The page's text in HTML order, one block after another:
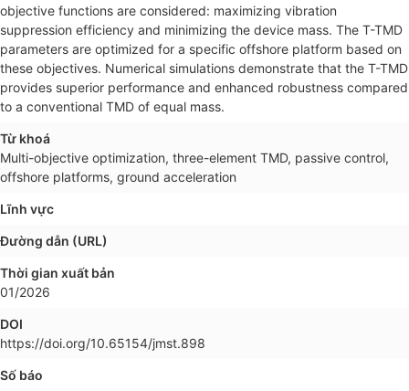
objective functions are considered: maximizing vibration
suppression efficiency and minimizing the device mass. The T-TMD
parameters are optimized for a specific offshore platform based on
these objectives. Numerical simulations demonstrate that the T-TMD
provides superior performance and enhanced robustness compared
to a conventional TMD of equal mass.
Từ khoá
Multi-objective optimization, three-element TMD, passive control,
offshore platforms, ground acceleration
Lĩnh vực
Đường dẫn (URL)
Thời gian xuất bản
01/2026
DOI
https://doi.org/10.65154/jmst.898
Số báo